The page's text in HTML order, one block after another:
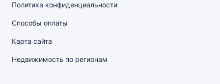
Политика конфиденциальности
Способы оплаты
Карта сайта
Недвижимость по регионам